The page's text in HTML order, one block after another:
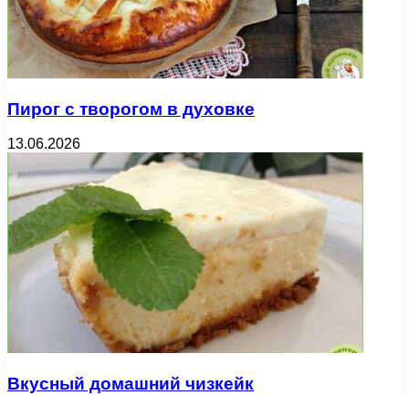
Пирог с творогом в духовке
13.06.2026
Вкусный домашний чизкейк